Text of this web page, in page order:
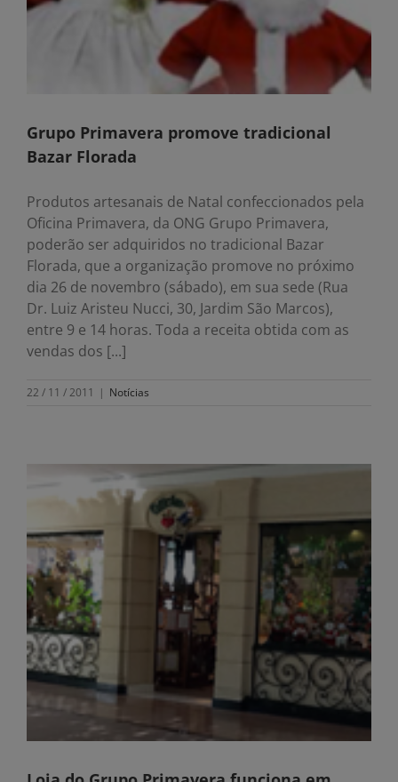
Grupo Primavera promove tradicional
Bazar Florada
Produtos artesanais de Natal confeccionados pela
Oficina Primavera, da ONG Grupo Primavera,
poderão ser adquiridos no tradicional Bazar
Florada, que a organização promove no próximo
dia 26 de novembro (sábado), em sua sede (Rua
Dr. Luiz Aristeu Nucci, 30, Jardim São Marcos),
entre 9 e 14 horas. Toda a receita obtida com as
vendas dos [...]
22 / 11 / 2011 | Notícias